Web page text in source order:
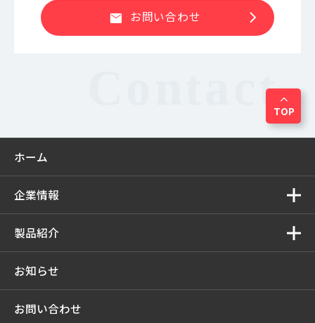
mail お問い合わせ chevron_right
expand_less
TOP
ホーム
企業情報
製品紹介
お知らせ
お問い合わせ